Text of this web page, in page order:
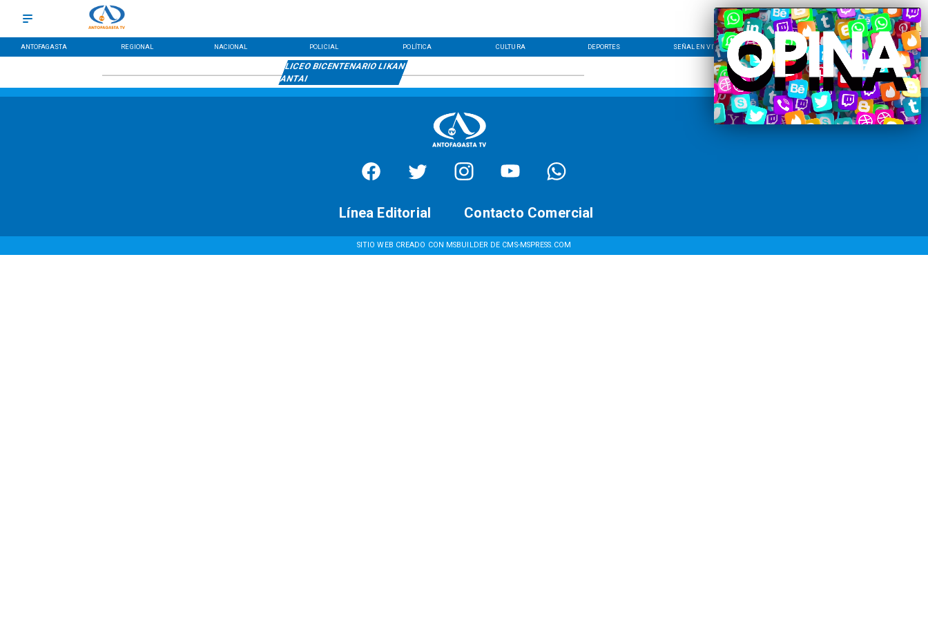
ANTOFAGASTA REGIONAL NACIONAL POLICIAL POLÍTICA CULTURA DEPORTES SEÑAL EN VIVO CONTACTO LÍNEA EDITORIAL
LICEO BICENTENARIO LIKAN
ANTAI
SITIO WEB CREADO CON MSBUILDER DE CMS-MSPRESS.COM
Contacto Comercial
Línea Editorial